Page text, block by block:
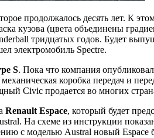
продолжалось десять лет. К
кузова (цвета объединены
тридцатых годов. Будет
электромобиль Spectre.
S. Пока что компания
коробка передач и
Civic продается во многих
Renault Espace, который будет
На схеме из инструкции
с моделью Austral новый Espace